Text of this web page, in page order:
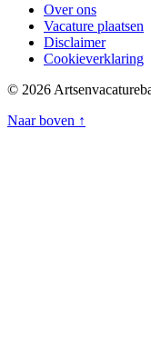
Over ons
Vacature plaatsen
Disclaimer
Cookieverklaring
© 2026
Naar boven ↑